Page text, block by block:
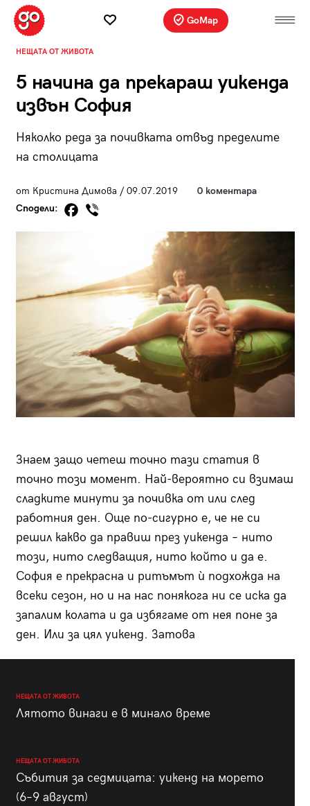
GoMap
НЕЩАТА ОТ ЖИВОТА
5 начина да прекараш уикенда
извън София
Няколко реда за почивката отвъд пределите
на столицата
от Кристина Димова / 09.07.2019
0 коментара
Сподели:
Знаем защо четеш точно тази статия в
точно този момент. Най-вероятно си взимаш
сладките минути за почивка от или след
работния ден. Още по-сигурно е, че не си
решил какво да правиш през уикенда – нито
този, нито следващия, нито който и да е.
София е прекрасна и ритъмът ѝ подхожда на
всеки сезон, но и на нас понякога ни се иска да
запалим колата и да избягаме от нея поне за
ден. Или за цял уикенд. Затова
НЕЩАТА ОТ ЖИВОТА
Лятото винаги е в минало време
НЕЩАТА ОТ ЖИВОТА
Събития за седмицата: уикенд на морето
(6–9 август)